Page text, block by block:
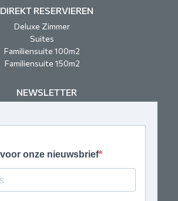
DIREKT RESERVIEREN
Deluxe Zimmer
Suites
Familiensuite 100m2
Familiensuite 150m2
NEWSLETTER